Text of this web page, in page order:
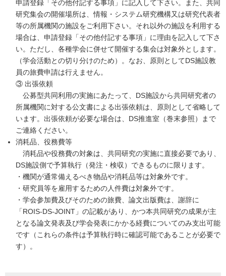
申請登録「その他付記する事項」に記入して下さい。また、共同
研究集会の開催場所は、情報・システム研究機構又は研究代表者
等の所属機関の施設をご利用下さい。それ以外の施設を利用する
場合は、申請登録「その他付記する事項」に理由を記入して下さ
い。ただし、各種学会に併せて開催する集会は対象外とします。
（学会活動との切り分けのため）。なお、原則としてDS施設教
員の旅費申請は行えません。
③ 出張依頼
公募型共同利用の実施にあたって、DS施設から共同研究者の
所属機関に対する公文書による出張依頼は、原則として省略して
います。出張依頼が必要な場合は、DS推進室（巻末参照）まで
ご連絡ください。
消耗品、役務費等
消耗品や役務費の対象は、共同研究の実施に直接必要であり、
DS施設側で予算執行（発注・検収）できるものに限ります。
・機関が通常備えるべき物品や消耗品等は対象外です。
・研究員等を雇用するための人件費は対象外です。
・学会参加費及びそのための旅費、論文出版費は、謝辞に
「ROIS-DS-JOINT」の記載があり、かつ本共同研究の成果が主
となる論文発表及び学会発表にかかる経費についてのみ支出可能
です（これらの条件は予算執行時に確認可能であることが必要で
す）。